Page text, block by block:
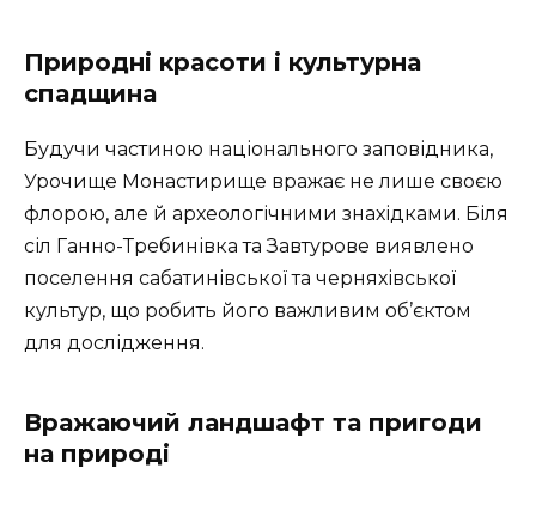
Природні красоти і культурна
спадщина
Будучи частиною національного заповідника,
Урочище Монастирище вражає не лише своєю
флорою, але й археологічними знахідками. Біля
сіл Ганно-Требинівка та Завтурове виявлено
поселення сабатинівської та черняхівської
культур, що робить його важливим об’єктом
для дослідження.
Вражаючий ландшафт та пригоди
на природі